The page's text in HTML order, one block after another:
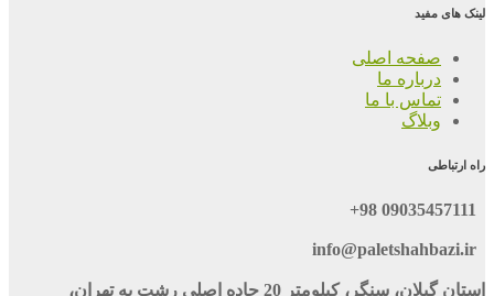
لینک های مفید
صفحه اصلی
درباره ما
تماس با ما
وبلاگ
راه ارتباطی
09035457111 98+
info@paletshahbazi.ir
استان گیلان، سنگر، کیلومتر 20 جاده اصلی رشت به تهران،